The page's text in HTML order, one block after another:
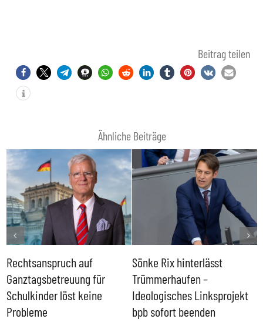
Beitrag teilen
Ähnliche Beiträge
Rechtsanspruch auf
Ganztagsbetreuung für
Schulkinder löst keine
Probleme
Sönke Rix hinterlässt
Trümmerhaufen –
Ideologisches Linksprojekt
bpb sofort beenden